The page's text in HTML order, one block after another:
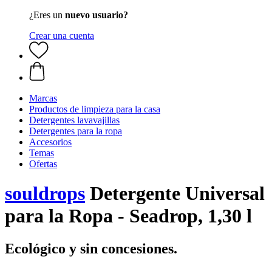
¿Eres un nuevo usuario?
Crear una cuenta
Marcas
Productos de limpieza para la casa
Detergentes lavavajillas
Detergentes para la ropa
Accesorios
Temas
Ofertas
souldrops Detergente Universal
para la Ropa - Seadrop, 1,30 l
Ecológico y sin concesiones.